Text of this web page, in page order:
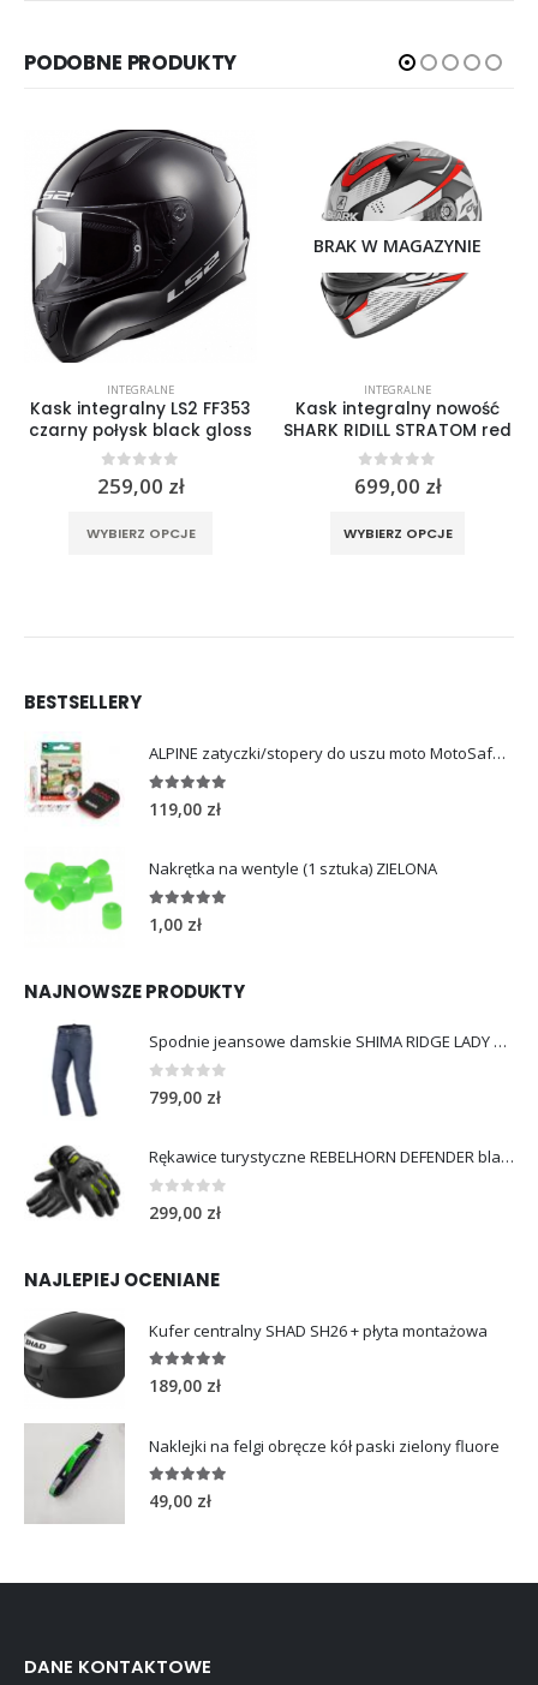
PODOBNE PRODUKTY
INTEGRALNE
Kask integralny LS2 FF353
czarny połysk black gloss
0out of 5
259,00 zł
WYBIERZ OPCJE
BRAK W MAGAZYNIE
INTEGRALNE
Kask integralny nowość
SHARK RIDILL STRATOM red
0out of 5
699,00 zł
WYBIERZ OPCJE
BESTSELLERY
ALPINE zatyczki/stopery do uszu moto MotoSafe Pro
4.96out of 5
119,00 zł
Nakrętka na wentyle (1 sztuka) ZIELONA
5.00 out of 5
1,00 zł
NAJNOWSZE PRODUKTY
Spodnie jeansowe damskie SHIMA RIDGE LADY blue
0out of 5
799,00 zł
Rękawice turystyczne REBELHORN DEFENDER black yellow fluo
0 out of 5
299,00 zł
NAJLEPIEJ OCENIANE
Kufer centralny SHAD SH26 + płyta montażowa
5.00out of 5
189,00 zł
Naklejki na felgi obręcze kół paski zielony fluore
5.00out of 5
49,00 zł
DANE KONTAKTOWE